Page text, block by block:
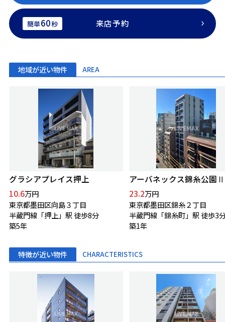
簡単60秒 来店予約
地域が近い物件 AREA
グラシアプレイス押上
10.6万円
東京都墨田区向島３丁目
半蔵門線「押上」駅 徒歩8分
築5年
アーバネックス錦糸公園Ⅱ
23.2万円
東京都墨田区錦糸２丁目
半蔵門線「錦糸町」駅 徒歩3
築1年
特徴が近い物件 CHARACTERISTICS